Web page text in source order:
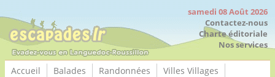
samedi 08 Août 2026
Contactez-nous
Charte éditoriale
Nos services
Accueil Balades Randonnées
Villes Villages